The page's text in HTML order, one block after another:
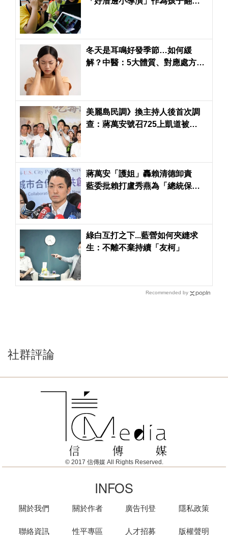
冬天是耳鳴好發季節…如何緩
解？中醫：5大體質、對應處方一
美麗島民調》換主持人後首次調
查：蔣萬安號召725上凱道被
蔣萬安「護姐」轟賴清德卸責
藍委批賴打盧秀燕為「總統保位
綠白互打之下...藍營如何夾縫求
生：不離不棄持續「友柯」
Recommended by
社群評論
© 2017 信傳媒 All Rights Reserved.
INFOS
關於我們
聯絡資訊
關於作者
性平專區
廣告刊登
人才招募
隱私政策
版權聲明